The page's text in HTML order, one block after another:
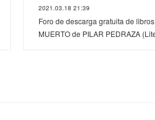
2021.03.18 21:39
Foro de descarga gratuita de
MUERTO de PILAR PEDRAZA